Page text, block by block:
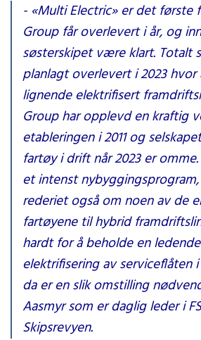
- «Multi Electric» er det første
Group får overlevert i år, og
søsterskipet være klart. Totalt
planlagt overlevert i 2023 hvor
lignende elektrifisert
Group har opplevd en kraftig
etableringen i 2011 og
fartøy i drift når 2023 er
et intenst
rederiet også om noen av de
fartøyene til hybrid
hardt for å beholde en
elektrifisering av serviceflåten
da er en slik omstilling
Aasmyr som er daglig leder i
Skipsrevyen.